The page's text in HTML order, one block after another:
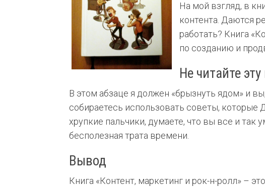
На мой взгляд, в
контента. Даются
работать? Книга
по созданию и
Не читайте эту
В этом абзаце я должен «брызнуть ядом» и
собираетесь использовать советы, которые
хрупкие пальчики, думаете, что вы все и так
бесполезная трата времени.
Вывод
Книга «Контент, маркетинг и рок-н-ролл» –